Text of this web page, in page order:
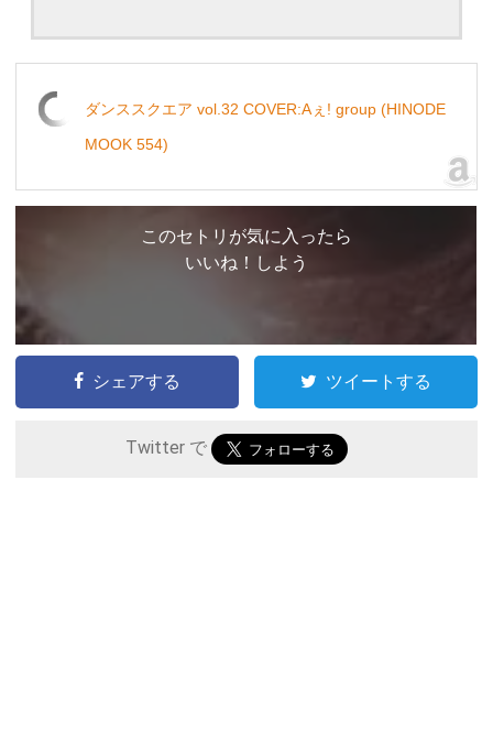
ダンススクエア vol.32 COVER:Aぇ! group (HINODE
MOOK 554)
このセトリが気に入ったら
いいね！しよう
シェアする ツイートする
Twitter で